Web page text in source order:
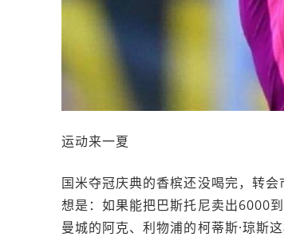
运动来一夏
国米夺冠庆典的香槟还没喝完，转
想是：如果能把巴斯托尼卖出6000
曼城的阿克、利物浦的柯蒂斯·琼斯